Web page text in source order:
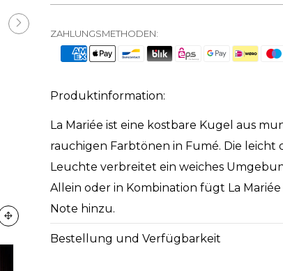
ZAHLUNGSMETHODEN:
Produktinformation:
La Mariée ist eine kostbare Kugel aus
rauchigen Farbtönen in Fumé. Die
Leuchte verbreitet ein weiches
Allein oder in Kombination fügt La
Note hinzu.
Bestellung und Verfügbarkeit